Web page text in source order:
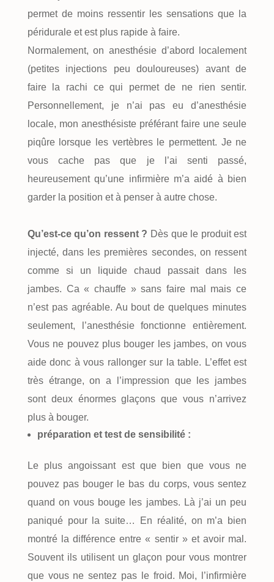
permet de moins ressentir les sensations que la
péridurale et est plus rapide à faire.
Normalement, on anesthésie d’abord localement
(petites injections peu douloureuses) avant de
faire la rachi ce qui permet de ne rien sentir.
Personnellement, je n’ai pas eu d’anesthésie
locale, mon anesthésiste préférant faire une seule
piqûre lorsque les vertèbres le permettent. Je ne
vous cache pas que je l’ai senti passé,
heureusement qu’une infirmière m’a aidé à bien
garder la position et à penser à autre chose.
Qu’est-ce qu’on ressent ? Dès que le produit est
injecté, dans les premières secondes, on ressent
comme si un liquide chaud passait dans les
jambes. Ca « chauffe » sans faire mal mais ce
n’est pas agréable. Au bout de quelques minutes
seulement, l’anesthésie fonctionne entièrement.
Vous ne pouvez plus bouger les jambes, on vous
aide donc à vous rallonger sur la table. L’effet est
très étrange, on a l’impression que les jambes
sont deux énormes glaçons que vous n’arrivez
plus à bouger.
préparation et test de sensibilité :
Le plus angoissant est que bien que vous ne
pouvez pas bouger le bas du corps, vous sentez
quand on vous bouge les jambes. Là j’ai un peu
paniqué pour la suite… En réalité, on m’a bien
montré la différence entre « sentir » et avoir mal.
Souvent ils utilisent un glaçon pour vous montrer
que vous ne sentez pas le froid. Moi, l’infirmière